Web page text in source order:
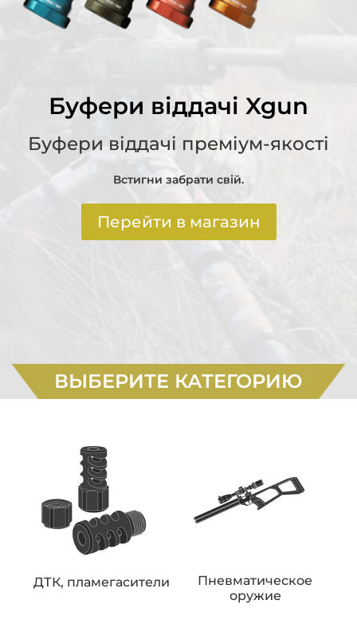
Буфери віддачі Xgun
Буфери віддачі преміум-якості
Встигни забрати свій.
Перейти в магазин
ВЫБЕРИТЕ КАТЕГОРИЮ
ДТК, пламегасители
Пневматическое
оружие